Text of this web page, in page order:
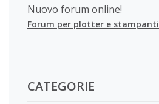
Nuovo forum online!
Forum per plotter e stampanti
CATEGORIE